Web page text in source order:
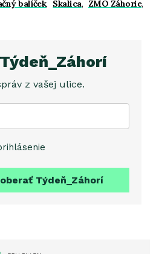
balíček, Skalica, ZMO Záhorie,
z vašej ulice.
Týdeň_Záhorí